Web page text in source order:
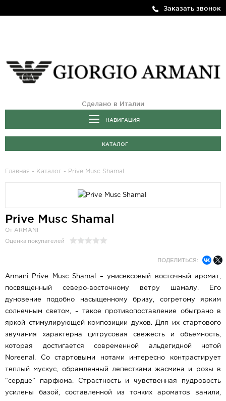
Заказать звонок
Сделано в Италии
НАВИГАЦИЯ
КАТАЛОГ
Главная - Каталог - Prive Musc Shamal
Prive Musc Shamal
От ARMANI
Оценка покупателей
ПОДЕЛИТЬСЯ:
Armani Prive Musc Shamal – унисексовый восточный аромат,
посвященный северо-восточному ветру шамалу. Его
дуновение подобно насыщенному бризу, согретому ярким
солнечным светом, – такое противопоставление обыграно в
яркой стимулирующей композиции духов. Для их стартового
звучания характерна цитрусовая свежесть и объемность,
которая достигается современной альдегидной нотой
Noreenal. Со стартовыми нотами интересно контрастирует
теплый мускус, обрамленный лепестками жасмина и розы в
“сердце” парфюма. Страстность и чувственная пудровость
усилены базой, составленной из тонких ароматов ванили,